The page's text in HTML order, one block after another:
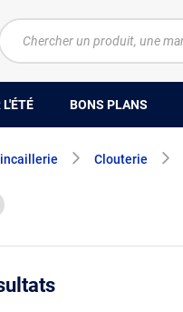
L'ÉTÉ BONS PLANS
Clouterie